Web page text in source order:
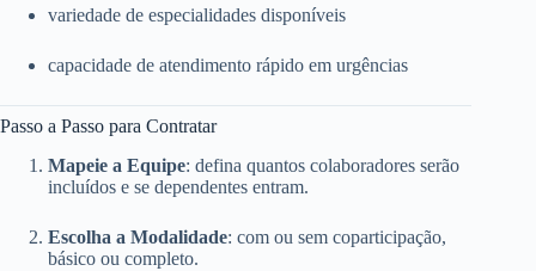
variedade de especialidades disponíveis
capacidade de atendimento rápido em urgências
Passo a Passo para Contratar
Mapeie a Equipe: defina quantos colaboradores serão
incluídos e se dependentes entram.
Escolha a Modalidade: com ou sem coparticipação,
básico ou completo.